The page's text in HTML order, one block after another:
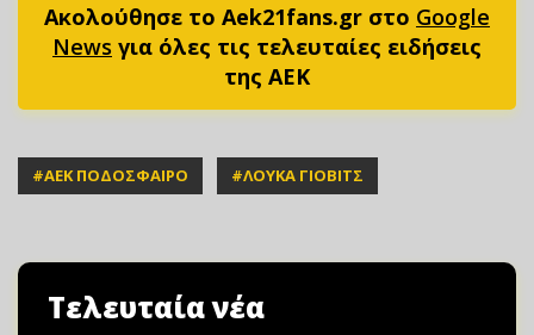
Ακολούθησε το Aek21fans.gr στο Google
News για όλες τις τελευταίες ειδήσεις
της ΑΕΚ
#ΑΕΚ ΠΟΔΟΣΦΑΙΡΟ #ΛΟΥΚΑ ΓΙΟΒΙΤΣ
Τελευταία νέα